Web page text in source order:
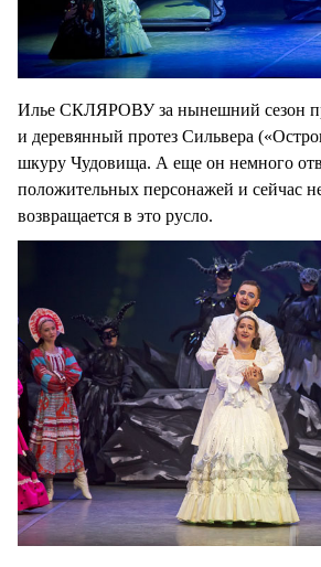
Илье СКЛЯРОВУ за нынешний сезон
и деревянный протез Сильвера
шкуру Чудовища. А еще он немного
положительных персонажей и сейчас
возвращается в это русло.